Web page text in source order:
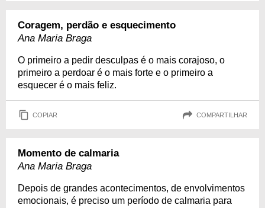
Coragem, perdão e esquecimento
Ana Maria Braga
O primeiro a pedir desculpas é o mais corajoso, o
primeiro a perdoar é o mais forte e o primeiro a
esquecer é o mais feliz.
COPIAR COMPARTILHAR
Momento de calmaria
Ana Maria Braga
Depois de grandes acontecimentos, de envolvimentos
emocionais, é preciso um período de calmaria para